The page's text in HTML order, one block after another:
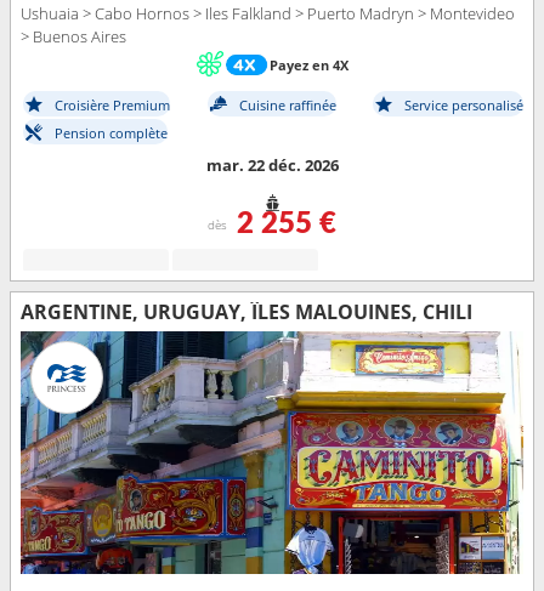
Ushuaia > Cabo Hornos > Iles Falkland > Puerto Madryn > Montevideo
> Buenos Aires
Payez en 4X
Croisière Premium Cuisine raffinée
Service personalisé
Pension complète
mar. 22 déc. 2026
dès 2 255 €
ARGENTINE, URUGUAY, ÎLES MALOUINES, CHILI